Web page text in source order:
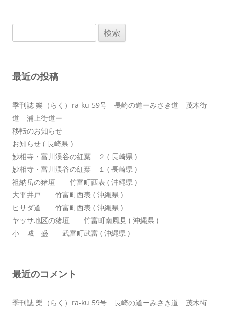
ン
索:
最近の投稿
季刊誌 樂（らく）ra-ku 59号 長崎の道ーみさき道 茂木街
道 浦上街道ー
移転のお知らせ
お知らせ ( 長崎県 )
妙相寺・富川渓谷の紅葉 ２ ( 長崎県 )
妙相寺・富川渓谷の紅葉 １ ( 長崎県 )
祖納岳の猪垣 竹富町西表 ( 沖縄県 )
大平井戸 竹富町西表 ( 沖縄県 )
ピサダ道 竹富町西表 ( 沖縄県 )
ヤッサ地区の猪垣 竹富町南風見 ( 沖縄県 )
小 城 盛 武富町武富 ( 沖縄県 )
最近のコメント
季刊誌 樂（らく）ra-ku 59号 長崎の道ーみさき道 茂木街